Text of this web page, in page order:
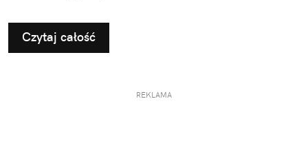
Czytaj całość
REKLAMA